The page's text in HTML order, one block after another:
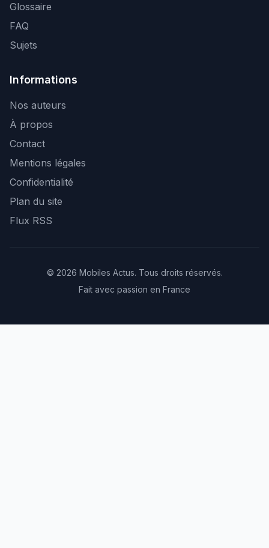
Glossaire
FAQ
Sujets
Informations
Nos auteurs
À propos
Contact
Mentions légales
Confidentialité
Plan du site
Flux RSS
© 2026 Mobiles Actus. Tous droits réservés.
Fait avec passion en France